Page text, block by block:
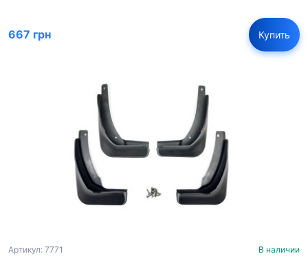
667 грн Купить
Артикул: 7771 В наличии